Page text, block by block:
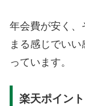
年会費が安く、
まる感じでい
っています。
楽天ポイン